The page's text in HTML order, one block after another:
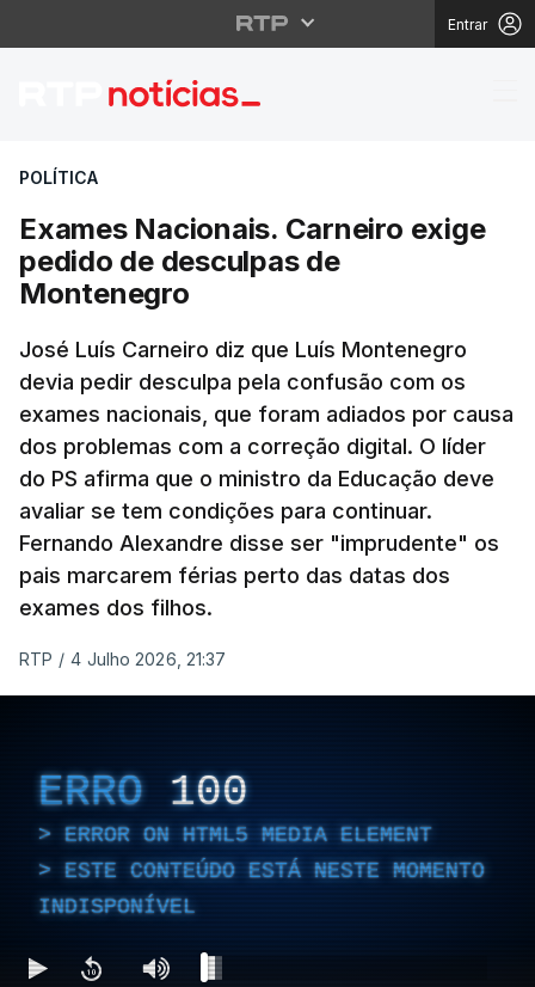
Entrar
Exames Nacionais.
POLÍTICA
Exames Nacionais. Carneiro exige
pedido de desculpas de
Montenegro
José Luís Carneiro diz que Luís Montenegro
devia pedir desculpa pela confusão com os
exames nacionais, que foram adiados por causa
dos problemas com a correção digital. O líder
do PS afirma que o ministro da Educação deve
avaliar se tem condições para continuar.
Fernando Alexandre disse ser "imprudente" os
pais marcarem férias perto das datas dos
exames dos filhos.
RTP / 4 Julho 2026, 21:37
ERRO 100
ERROR ON HTML5 MEDIA ELEMENT
ESTE CONTEÚDO ESTÁ NESTE MOMENTO
INDISPONÍVEL